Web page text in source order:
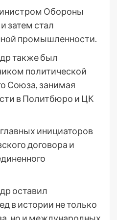
Обороны
затем стал
промышленности.
также был
политической
Союза, занимая
в Политбюро и ЦК
инициаторов
договора и
оставил
в истории не только